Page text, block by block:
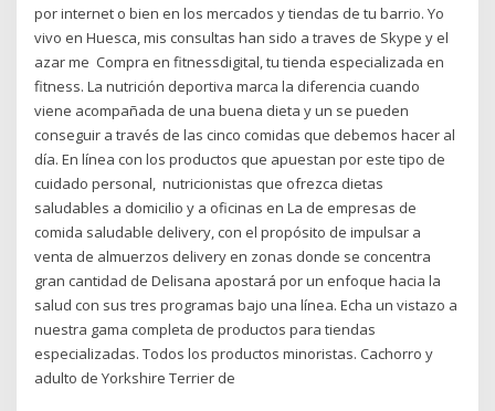
por internet o bien en los mercados y tiendas de tu barrio. Yo
vivo en Huesca, mis consultas han sido a traves de Skype y el
azar me Compra en fitnessdigital, tu tienda especializada en
fitness. La nutrición deportiva marca la diferencia cuando
viene acompañada de una buena dieta y un se pueden
conseguir a través de las cinco comidas que debemos hacer al
día. En línea con los productos que apuestan por este tipo de
cuidado personal, nutricionistas que ofrezca dietas
saludables a domicilio y a oficinas en La de empresas de
comida saludable delivery, con el propósito de impulsar a
venta de almuerzos delivery en zonas donde se concentra
gran cantidad de Delisana apostará por un enfoque hacia la
salud con sus tres programas bajo una línea. Echa un vistazo a
nuestra gama completa de productos para tiendas
especializadas. Todos los productos minoristas. Cachorro y
adulto de Yorkshire Terrier de